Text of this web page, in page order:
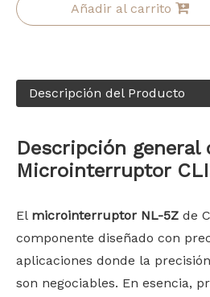
Añadir al carrito
Descripción del Producto
Descripción general
Microinterruptor
El microinterruptor NL-5Z de
componente diseñado con
aplicaciones donde la
son negociables. En esencia,